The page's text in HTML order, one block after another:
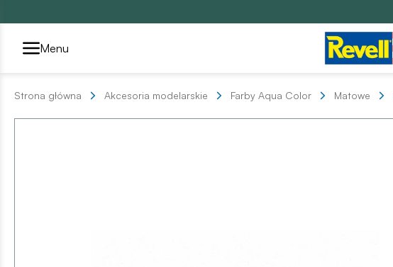
Przełącznik segmentów2
Menu
Strona główna Akcesoria modelarskie Farby Aqua Color Matowe